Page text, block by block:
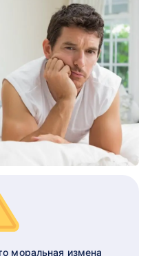
моральная измена